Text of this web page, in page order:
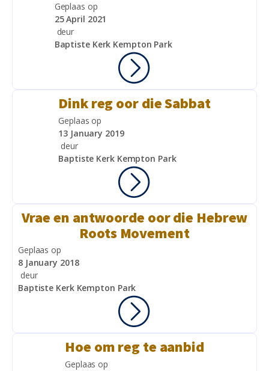
Geplaas op
25 April 2021
deur
Baptiste Kerk Kempton Park
Dink reg oor die Sabbat
Geplaas op
13 January 2019
deur
Baptiste Kerk Kempton Park
Vrae en antwoorde oor die Hebrew
Roots Movement
Geplaas op
8 January 2018
deur
Baptiste Kerk Kempton Park
Hoe om reg te aanbid
Geplaas op